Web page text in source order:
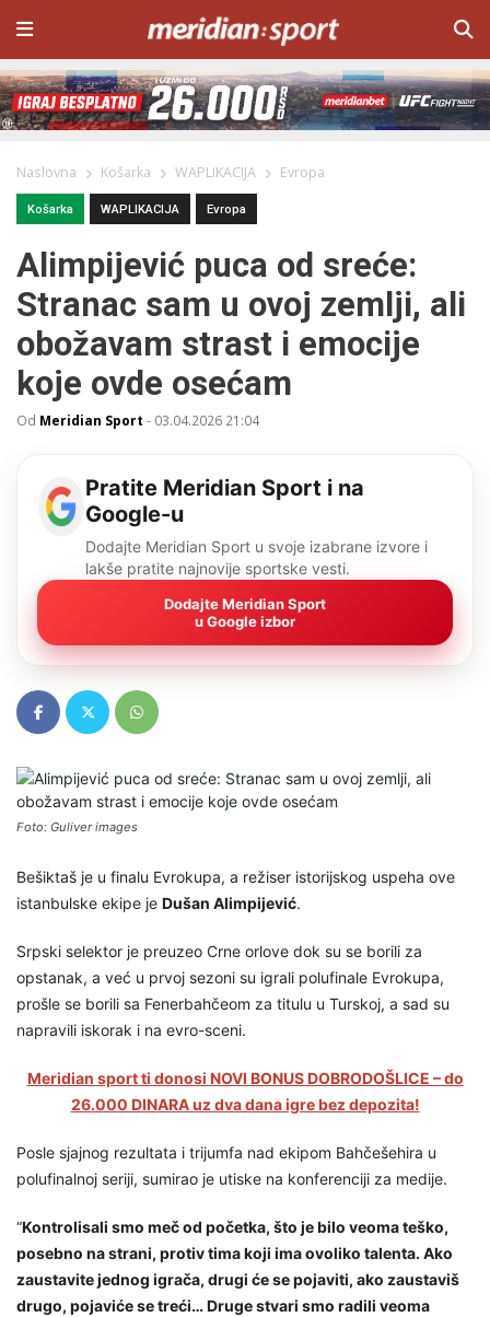
Naslovna Košarka WAPLIKACIJA Evropa
Košarka WAPLIKACIJA Evropa
Alimpijević puca od sreće:
Stranac sam u ovoj zemlji, ali
obožavam strast i emocije
koje ovde osećam
Od Meridian Sport - 03.04.2026 21:04
Pratite Meridian Sport i na
Google-u
Dodajte Meridian Sport u svoje izabrane izvore i
lakše pratite najnovije sportske vesti.
Dodajte Meridian Sport
u Google izbor
Foto: Guliver images
Bešiktaš je u finalu Evrokupa, a režiser istorijskog uspeha ove
istanbulske ekipe je Dušan Alimpijević.
Srpski selektor je preuzeo Crne orlove dok su se borili za
opstanak, a već u prvoj sezoni su igrali polufinale Evrokupa,
prošle se borili sa Fenerbahčeom za titulu u Turskoj, a sad su
napravili iskorak i na evro-sceni.
Meridian sport ti donosi NOVI BONUS DOBRODOŠLICE – do
26.000 DINARA uz dva dana igre bez depozita!
Posle sjajnog rezultata i trijumfa nad ekipom Bahčešehira u
polufinalnoj seriji, sumirao je utiske na konferenciji za medije.
“Kontrolisali smo meč od početka, što je bilo veoma teško,
posebno na strani, protiv tima koji ima ovoliko talenta. Ako
zaustavite jednog igrača, drugi će se pojaviti, ako zaustaviš
drugo, pojaviće se treći… Druge stvari smo radili veoma